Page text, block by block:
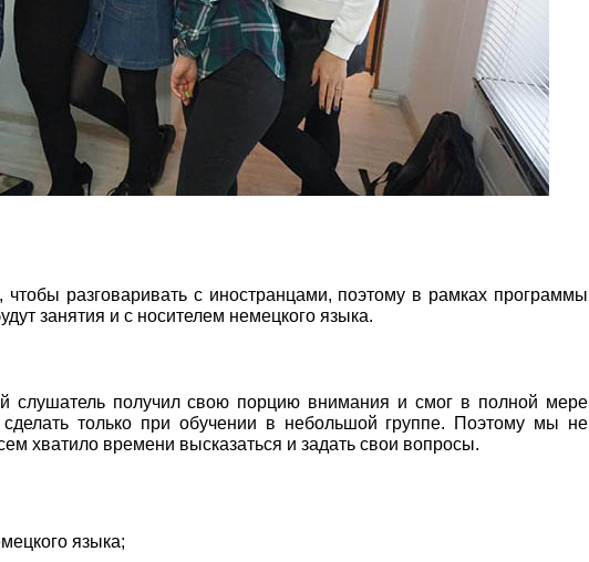
чтобы разговаривать с иностранцами, поэтому в рамках программы
занятия и с носителем немецкого языка.
слушатель получил свою порцию внимания и смог в полной мере
только при обучении в небольшой группе. Поэтому мы не
хватило времени высказаться и задать свои вопросы.
языка;